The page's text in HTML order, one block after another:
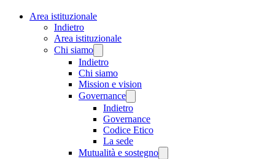
Area istituzionale
Indietro
Area istituzionale
Chi siamo
Indietro
Chi siamo
Mission e vision
Governance
Indietro
Governance
Codice Etico
La sede
Mutualità e sostegno